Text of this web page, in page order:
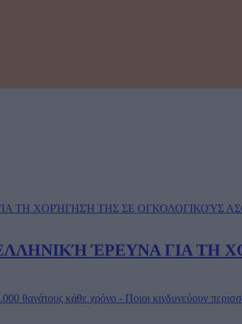
ΈΡΕΥΝΑ ΓΙΑ ΤΗ